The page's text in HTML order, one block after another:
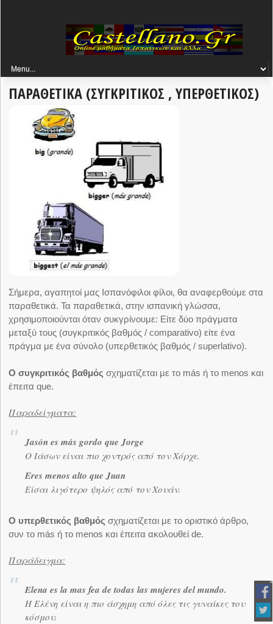
ΠΑΡΑΘΕΤΙΚΑ (ΣΥΓΚΡΙΤΙΚΟΣ , ΥΠΕΡΘΕΤΙΚΟΣ)
Σήμερα, αγαπητοί μας Ισπανόφιλοι φίλοι, θα αναφερθούμε στα
παραθετικά. Τα παραθετικά, στην ισπανική γλώσσα,
χρησιμοποιούνται όταν συκγρίνουμε: Είτε δύο πράγματα
μεταξύ τους (συγκριτικός βαθμός / comparativo) είτε ένα
πράγμα με ένα σύνολο (υπερθετικός βαθμός / superlativo).
Ο συγκριτικός βαθμός σχηματίζεται με το más ή το menos και
έπειτα que.
Παραδείγματα:
Jasón es más gordo que Jorge
Ο Ιάσων είναι πιο χοντρός από τον Χόρχε.
Eres menos alto que Juan
Είσαι λιγότερο ψηλός από τον Χουάν.
O υπερθετικός βαθμός σχηματίζεται με το οριστικό άρθρο,
συν το más ή το menos και έπειτα ακολουθεί de.
Παράδειγμα:
Elena es la mas fea de todas las mujeres del mundo.
Η Ελένη είναι η πιο άσχημη από όλες τις γυναίκες του
κόσμου.